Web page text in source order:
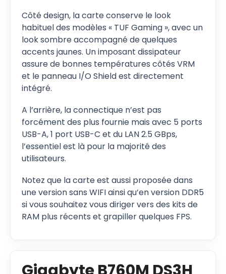
Côté design, la carte conserve le look
habituel des modèles « TUF Gaming », avec un
look sombre accompagné de quelques
accents jaunes. Un imposant dissipateur
assure de bonnes températures côtés VRM
et le panneau I/O Shield est directement
intégré.
A l’arrière, la connectique n’est pas
forcément des plus fournie mais avec 5 ports
USB-A, 1 port USB-C et du LAN 2.5 GBps,
l’essentiel est là pour la majorité des
utilisateurs.
Notez que la carte est aussi proposée dans
une version sans WIFI ainsi qu’en version DDR5
si vous souhaitez vous diriger vers des kits de
RAM plus récents et grapiller quelques FPS.